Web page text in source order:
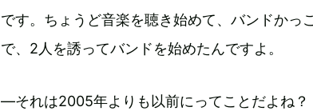
です。ちょうど音楽を聴き始めて、バンドかっ
で、2人を誘ってバンドを始めたんですよ。
―それは2005年よりも以前にってことだよね？